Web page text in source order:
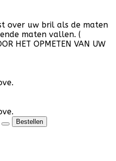
over uw bril als de maten
maten vallen. (
HET OPMETEN VAN UW